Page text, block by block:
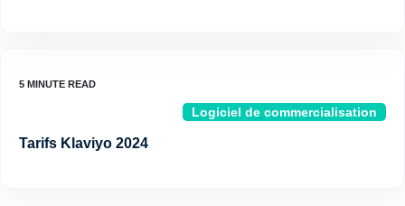
Logiciel de commercialisation
Tarifs Klaviyo 2024